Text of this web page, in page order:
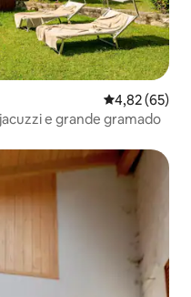
4,82 de uma
4,82 (65)
e grande gramado